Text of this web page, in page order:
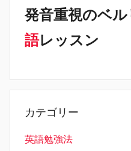
発音重視のベ
語レッスン
カテゴリー
英語勉強法